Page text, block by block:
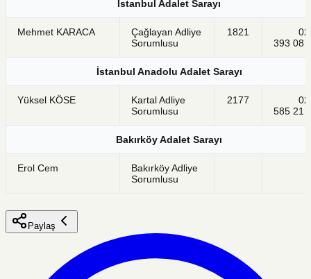
İstanbul Adalet Sarayı
Mehmet KARACA
Çağlayan Adliye
Sorumlusu
1821
393 08
İstanbul Anadolu Adalet Sarayı
Yüksel KÖSE
Kartal Adliye
Sorumlusu
2177
585 21
Bakırköy Adalet Sarayı
Erol Cem
Bakırköy Adliye
Sorumlusu
Paylaş